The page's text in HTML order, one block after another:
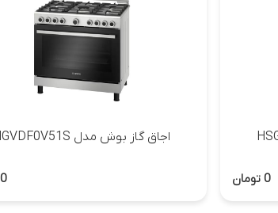
0 تومان
اجاق گاز بوش مدل HGVDF0V51S
0 تومان